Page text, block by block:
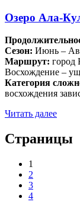
Озеро Ала-
Сезон: Июнь –
Маршрут: город
Восхождение –
Категория
восхождения
Читать далее
Страницы
1
2
3
4